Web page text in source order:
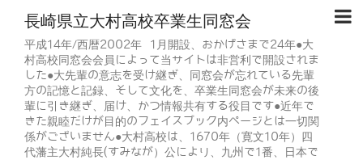
長崎県立大村高校卒業生同窓会
平成14年/西暦2002年 1月開設、おかげさまで24年●大
村高校同窓会会員によって当サイトは非営利で開設されま
した●大先輩の意志を受け継ぎ、同窓会が忘れている先輩
方の記憶と記録、そして文化を、卒業生同窓会が未来の後
輩に引き継ぎ、届け、かつ情報共有する役目です●近年で
きた親睦だけが目的のフェイスブック内ページとは一切関
係がございません●大村高校は、1670年（寛文10年）四
代藩主大村純長(すみなが）公により、九州で1番、日本で